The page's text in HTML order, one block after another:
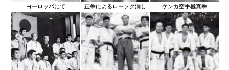
ヨーロッパにて 正拳によるローソク消し ケンカ空手極真拳